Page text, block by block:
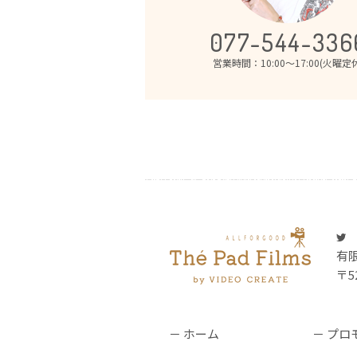
077-544-
営業時間：10:00～17:00(火曜定
有
〒
ホーム プロ